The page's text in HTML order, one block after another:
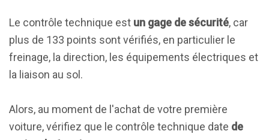
Le contrôle technique est un gage de sécurité, car
plus de 133 points sont vérifiés, en particulier le
freinage, la direction, les équipements électriques et
la liaison au sol.
Alors, au moment de l'achat de votre première
voiture, vérifiez que le contrôle technique date de